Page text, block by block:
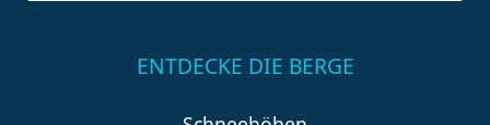
ENTDECKE DIE BERGE